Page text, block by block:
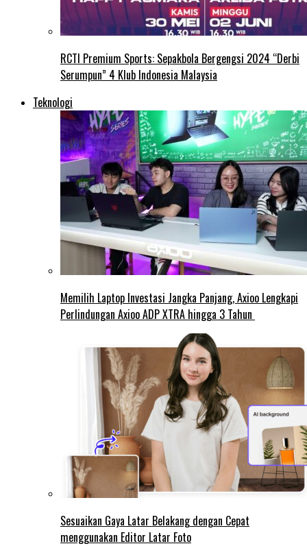
RCTI Premium Sports: Sepakbola Bergengsi 2024 “Derbi
Serumpun” 4 Klub Indonesia Malaysia
Teknologi
Memilih Laptop Investasi Jangka Panjang, Axioo Lengkapi
Perlindungan Axioo ADP XTRA hingga 3 Tahun
Sesuaikan Gaya Latar Belakang dengan Cepat
menggunakan Editor Latar Foto